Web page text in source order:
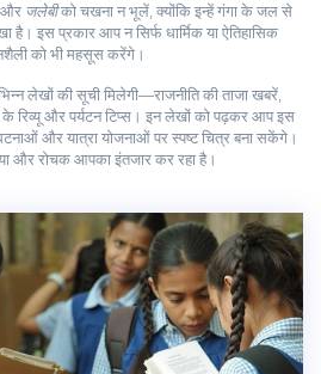
जलेबीको चखना न भूलें, क्योंकि इन्हें गंगा के जल से
है। इस प्रकार आप न सिर्फ धार्मिक या ऐतिहासिक
को भी महसूस करेंगे।
लेखों की सूची मिलेगी—राजनीति की ताजा खबरें,
रिव्यू और पर्यटन टिप्स। इन लेखों को पढ़कर आप इस
और यात्रा योजनाओं पर स्पष्ट चित्र बना सकेंगे।
और रोचक आपका इंतजार कर रहा है।